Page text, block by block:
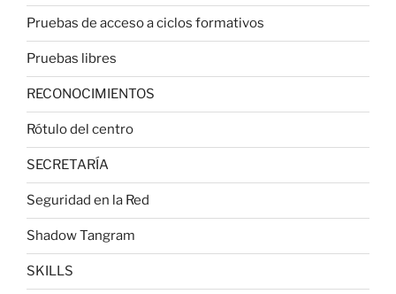
Pruebas de acceso a ciclos formativos
Pruebas libres
RECONOCIMIENTOS
Rótulo del centro
SECRETARÍA
Seguridad en la Red
Shadow Tangram
SKILLS